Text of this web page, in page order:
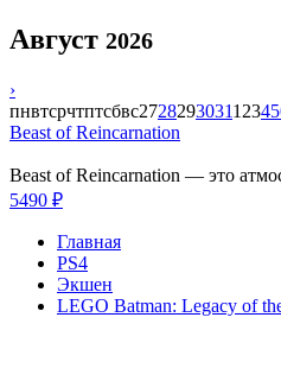
Август 2026
›
пнвтсрчтптсбвс27282930311 2345
Beast of Reincarnation
Beast of Reincarnation — это
5490 ₽
Главная
PS4
Экшен
LEGO Batman: Legacy of